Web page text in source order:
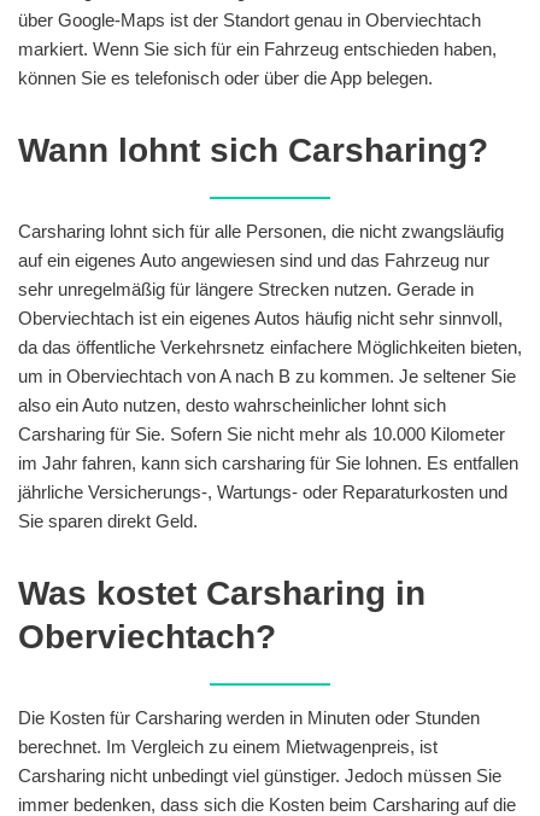
über Google-Maps ist der Standort genau in Oberviechtach
markiert. Wenn Sie sich für ein Fahrzeug entschieden haben,
können Sie es telefonisch oder über die App belegen.
Wann lohnt sich Carsharing?
Carsharing lohnt sich für alle Personen, die nicht zwangsläufig
auf ein eigenes Auto angewiesen sind und das Fahrzeug nur
sehr unregelmäßig für längere Strecken nutzen. Gerade in
Oberviechtach ist ein eigenes Autos häufig nicht sehr sinnvoll,
da das öffentliche Verkehrsnetz einfachere Möglichkeiten bieten,
um in Oberviechtach von A nach B zu kommen. Je seltener Sie
also ein Auto nutzen, desto wahrscheinlicher lohnt sich
Carsharing für Sie. Sofern Sie nicht mehr als 10.000 Kilometer
im Jahr fahren, kann sich carsharing für Sie lohnen. Es entfallen
jährliche Versicherungs-, Wartungs- oder Reparaturkosten und
Sie sparen direkt Geld.
Was kostet Carsharing in
Oberviechtach?
Die Kosten für Carsharing werden in Minuten oder Stunden
berechnet. Im Vergleich zu einem Mietwagenpreis, ist
Carsharing nicht unbedingt viel günstiger. Jedoch müssen Sie
immer bedenken, dass sich die Kosten beim Carsharing auf die